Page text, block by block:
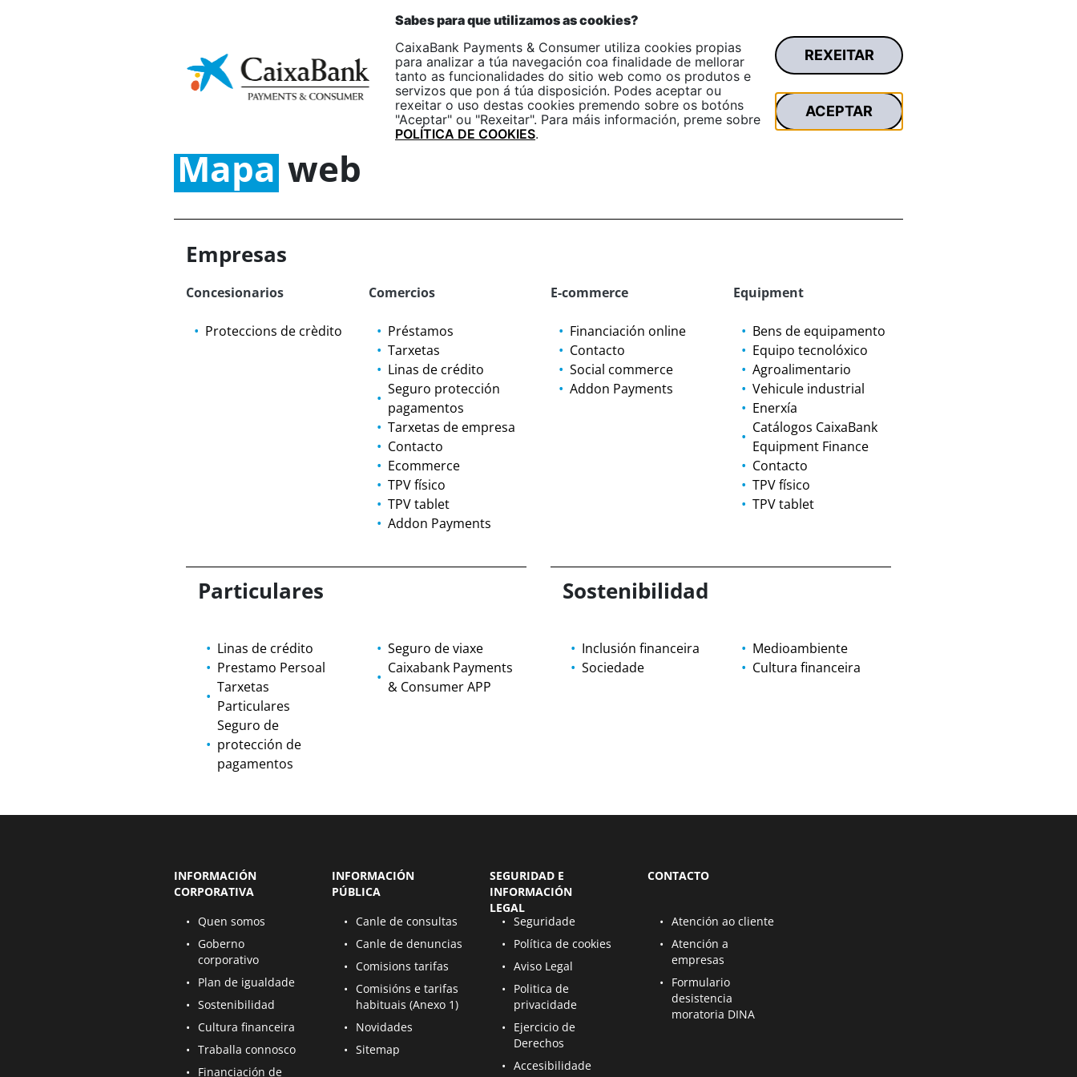
GL
Empresas Particulares Zona privada Buscar...
Mapa web
Empresas
Concesionarios
Proteccions de crèdito
Comercios
Préstamos
Tarxetas
Linas de crédito
Seguro protección
pagamentos
Tarxetas de empresa
Contacto
Ecommerce
TPV físico
TPV tablet
Addon Payments
E-commerce
Financiación online
Contacto
Social commerce
Addon Payments
Equipment
Bens de equipamento
Equipo tecnolóxico
Agroalimentario
Vehicule industrial
Enerxía
Catálogos CaixaBank
Equipment Finance
Contacto
TPV físico
TPV tablet
Particulares
Linas de crédito
Prestamo Persoal
Tarxetas
Particulares
Seguro de
protección de
pagamentos
Seguro de viaxe
Caixabank Payments
& Consumer APP
Sostenibilidad
Inclusión financeira
Sociedade
Medioambiente
Cultura financeira
INFORMACIÓN
CORPORATIVA
Quen somos
Ábrese nunha nova páxina
Goberno
corporativo
Ábrese nunha nova páxina
Plan de igualdade
Ábrese nunha nova páxina
Sostenibilidad
Ábrese nunha nova páxina
Cultura financeira
Ábrese nunha nova páxina
Traballa connosco
Ábrese nunha nova páxina
Financiación de
Ábrese nunha nova páxina
INFORMACIÓN
PÚBLICA
Canle de consultas
Ábrese nunha nova páxina
Canle de denuncias
Ábrese nunha nova páxina
Comisions tarifas
Ábrese nunha nova páxina
Comisións e tarifas
habituais (Anexo 1)
Ábrese nunha nova páxina
Novidades
Ábrese nunha nova páxina
Sitemap
Ábrese nunha nova páxina
SEGURIDAD E
INFORMACIÓN
LEGAL
Seguridade
Ábrese nunha nova páxina
Política de cookies
Ábrese nunha nova páxina
Aviso Legal
Ábrese nunha nova páxina
Politica de
privacidade
Ábrese nunha nova páxina
Ejercicio de
Derechos
Ábrese nunha nova páxina
Accesibilidade
Ábrese nunha nova páxina
CONTACTO
Atención ao cliente
Ábrese nunha nova páxina
Atención a
empresas
Ábrese nunha nova páxina
Formulario
desistencia
moratoria DINA
Ábrese nunha nova páxina
Sabes para que utilizamos as cookies?
CaixaBank Payments & Consumer utiliza cookies propias
para analizar a túa navegación coa finalidade de mellorar
tanto as funcionalidades do sitio web como os produtos e
servizos que pon á túa disposición. Podes aceptar ou
rexeitar o uso destas cookies premendo sobre os botóns
"Aceptar" ou "Rexeitar". Para máis información, preme sobre
POLÍTICA DE COOKIES.
REXEITAR
ACEPTAR